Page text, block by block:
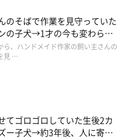
のそばで作業を見守っていた
の子犬→1才の今も変わらな
”の姿にほっこり
ら、ハンドメイド作家の飼い主さんの
見 …
てゴロゴロしていた生後2カ
ー子犬→約3年後、人に寄り